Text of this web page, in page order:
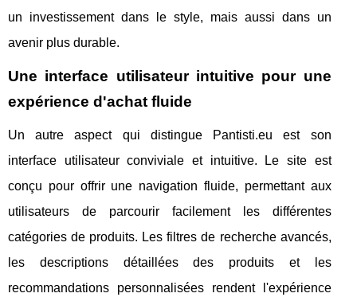
un investissement dans le style, mais aussi dans un
avenir plus durable.
Une interface utilisateur intuitive pour une
expérience d'achat fluide
Un autre aspect qui distingue Pantisti.eu est son
interface utilisateur conviviale et intuitive. Le site est
conçu pour offrir une navigation fluide, permettant aux
utilisateurs de parcourir facilement les différentes
catégories de produits. Les filtres de recherche avancés,
les descriptions détaillées des produits et les
recommandations personnalisées rendent l'expérience